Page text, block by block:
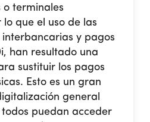
o terminales
que el uso de las
y pagos
han resultado una
sustituir los pagos
Esto es un gran
general
puedan acceder